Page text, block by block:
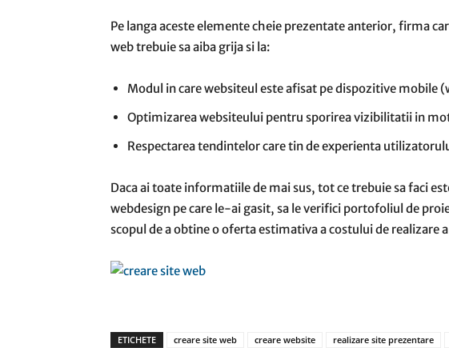
Pe langa aceste elemente cheie prezentate anterior, firma
web trebuie sa aiba grija si la:
Modul in care websiteul este afisat pe dispozitive mobile
Optimizarea websiteului pentru sporirea vizibilitatii in
Respectarea tendintelor care tin de experienta
Daca ai toate informatiile de mai sus, tot ce trebuie sa faci
webdesign pe care le-ai gasit, sa le verifici portofoliul de
scopul de a obtine o oferta estimativa a costului de realizare
ETICHETE creare site web creare website realizare site prezentare